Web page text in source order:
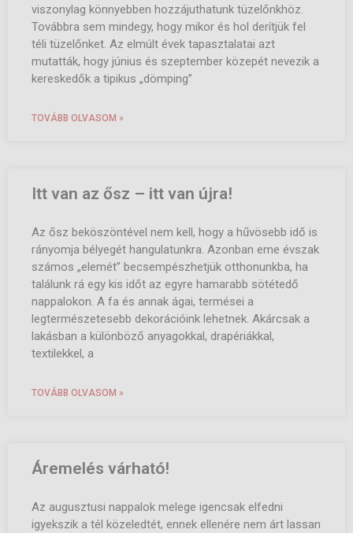
viszonylag könnyebben hozzájuthatunk tüzelőnkhöz.
Továbbra sem mindegy, hogy mikor és hol derítjük fel
téli tüzelőnket. Az elmúlt évek tapasztalatai azt
mutatták, hogy június és szeptember közepét nevezik a
kereskedők a tipikus „dömping”
TOVÁBB OLVASOM »
Itt van az ősz – itt van újra!
Az ősz beköszöntével nem kell, hogy a hűvösebb idő is
rányomja bélyegét hangulatunkra. Azonban eme évszak
számos „elemét” becsempészhetjük otthonunkba, ha
találunk rá egy kis időt az egyre hamarabb sötétedő
nappalokon. A fa és annak ágai, termései a
legtermészetesebb dekorációink lehetnek. Akárcsak a
lakásban a különböző anyagokkal, drapériákkal,
textilekkel, a
TOVÁBB OLVASOM »
Áremelés várható!
Az augusztusi nappalok melege igencsak elfedni
igyekszik a tél közeledtét, ennek ellenére nem árt lassan